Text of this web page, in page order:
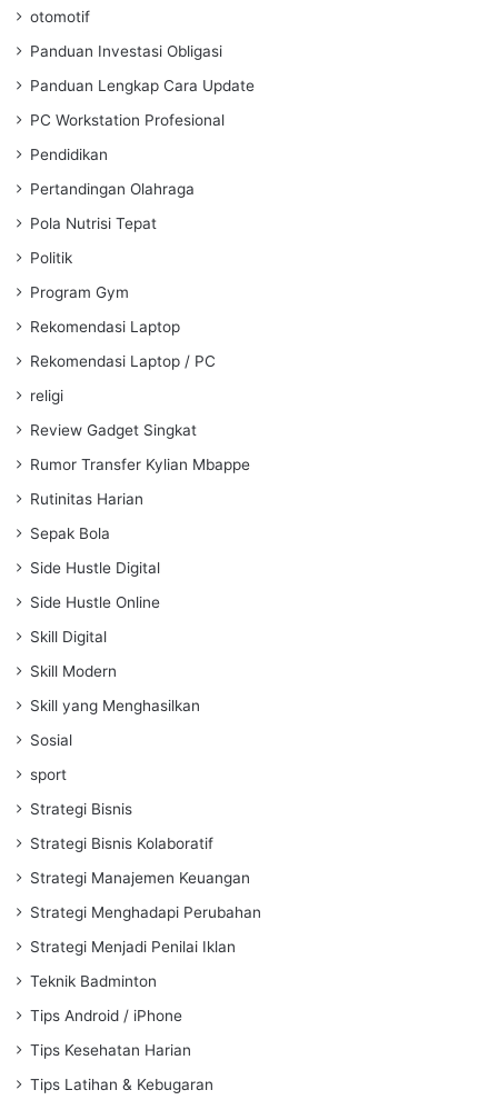
otomotif
Panduan Investasi Obligasi
Panduan Lengkap Cara Update
PC Workstation Profesional
Pendidikan
Pertandingan Olahraga
Pola Nutrisi Tepat
Politik
Program Gym
Rekomendasi Laptop
Rekomendasi Laptop / PC
religi
Review Gadget Singkat
Rumor Transfer Kylian Mbappe
Rutinitas Harian
Sepak Bola
Side Hustle Digital
Side Hustle Online
Skill Digital
Skill Modern
Skill yang Menghasilkan
Sosial
sport
Strategi Bisnis
Strategi Bisnis Kolaboratif
Strategi Manajemen Keuangan
Strategi Menghadapi Perubahan
Strategi Menjadi Penilai Iklan
Teknik Badminton
Tips Android / iPhone
Tips Kesehatan Harian
Tips Latihan & Kebugaran